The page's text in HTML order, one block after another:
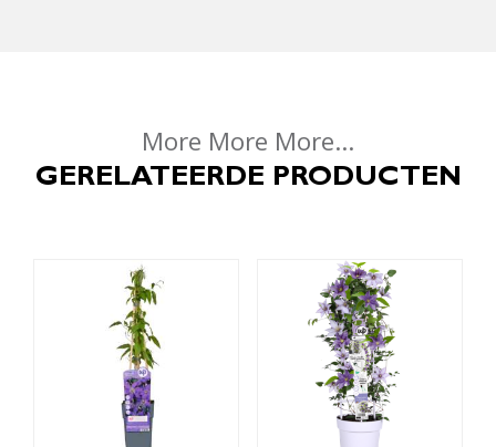
More More More...
GERELATEERDE PRODUCTEN